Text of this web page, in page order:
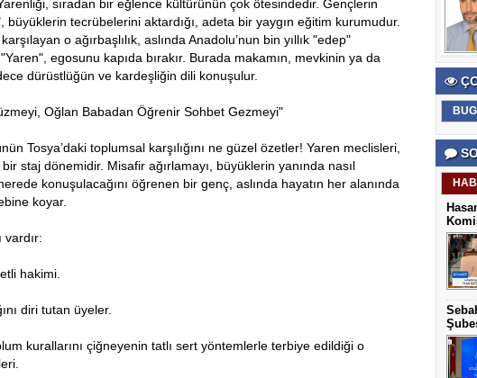
sıradan bir eğlence kültürünün çok ötesindedir. Gençlerin
büyüklerin tecrübelerini aktardığı, adeta bir yaygın eğitim kurumudur.
o ağırbaşlılık, aslında Anadolu’nun bin yıllık "edep"
egosunu kapıda bırakır. Burada makamın, mevkinin ya da
dürüstlüğün ve kardeşliğin dili konuşulur.
Oğlan Babadan Öğrenir Sohbet Gezmeyi"
Tosya’daki toplumsal karşılığını ne güzel özetler! Yaren meclisleri,
staj dönemidir. Misafir ağırlamayı, büyüklerin yanında nasıl
konuşulacağını öğrenen bir genç, aslında hayatın her alanında
koyar.
vardır:
hakimi.
diri tutan üyeler.
kurallarını çiğneyenin tatlı sert yöntemlerle terbiye edildiği o